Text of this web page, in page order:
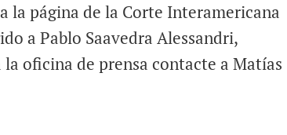
la página de la Corte Interamericana
a Pablo Saavedra Alessandri,
oficina de prensa contacte a Matías